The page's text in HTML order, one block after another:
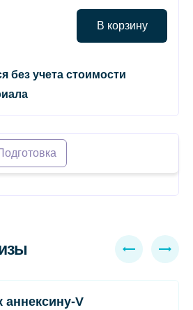
В корзину
без учета стоимости
аннексину-V